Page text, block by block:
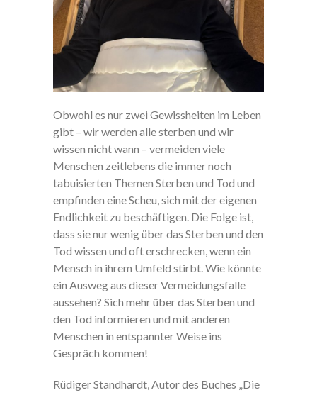
Obwohl es nur zwei Gewissheiten im Leben
gibt – wir werden alle sterben und wir
wissen nicht wann – vermeiden viele
Menschen zeitlebens die immer noch
tabuisierten Themen Sterben und Tod und
empfinden eine Scheu, sich mit der eigenen
Endlichkeit zu beschäftigen. Die Folge ist,
dass sie nur wenig über das Sterben und den
Tod wissen und oft erschrecken, wenn ein
Mensch in ihrem Umfeld stirbt. Wie könnte
ein Ausweg aus dieser Vermeidungsfalle
aussehen? Sich mehr über das Sterben und
den Tod informieren und mit anderen
Menschen in entspannter Weise ins
Gespräch kommen!
Rüdiger Standhardt, Autor des Buches „Die